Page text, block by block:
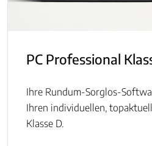
PC Professional
Ihre Rundum-Sorglos-
Ihren individuellen,
Klasse D.